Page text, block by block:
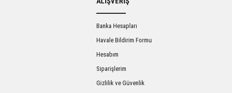
Banka Hesapları
Havale Bildirim Formu
Hesabım
Siparişlerim
Gizlilik ve Güvenlik